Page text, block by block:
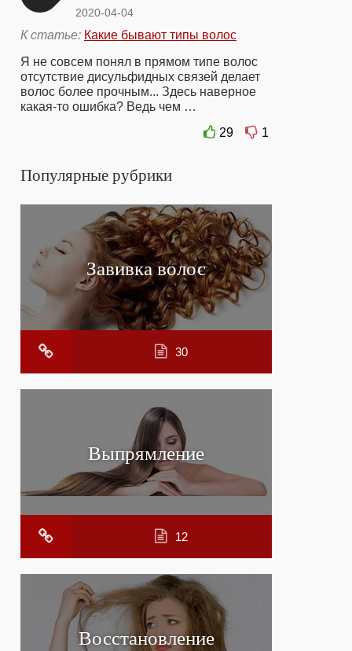
2020-04-04
К статье: Какие бывают типы волос
Я не совсем понял в прямом типе волос
отсутствие дисульфидных связей делает
волос более прочным... Здесь наверное
какая-то ошибка? Ведь чем …
29
1
Популярные рубрики
Завивка волос
30
Выпрямление
12
Восстановление